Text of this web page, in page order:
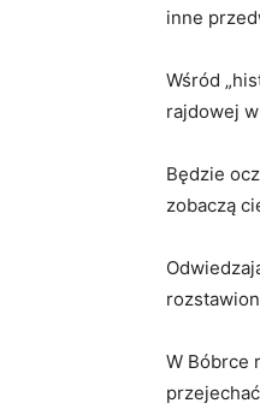
inne
Wśród
rajdowej
Będzie
zobaczą
W Bóbrce